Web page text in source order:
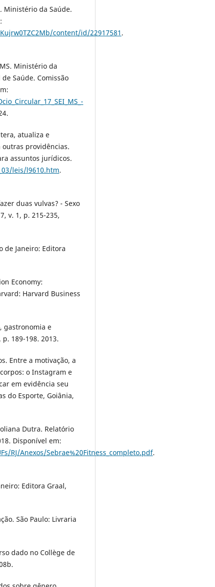
Ministério da Saúde.
content/id/22917581 .
Ministério da
Saúde. Comissão
atualiza e
providências.
assuntos jurídicos.
leis/l9610.htm.
duas vulvas? - Sexo
v. 1, p. 215-235,
de Janeiro: Editora
Economy:
Harvard Business
gastronomia e
p. 189-198. 2013.
Entre a motivação, a
o Instagram e
em evidência seu
do Esporte, Goiânia,
Dutra. Relatório
Disponível em:
RJ/Anexos/Sebrae%20Fitness_completo.pdf.
Editora Graal,
São Paulo: Livraria
dado no Collège de